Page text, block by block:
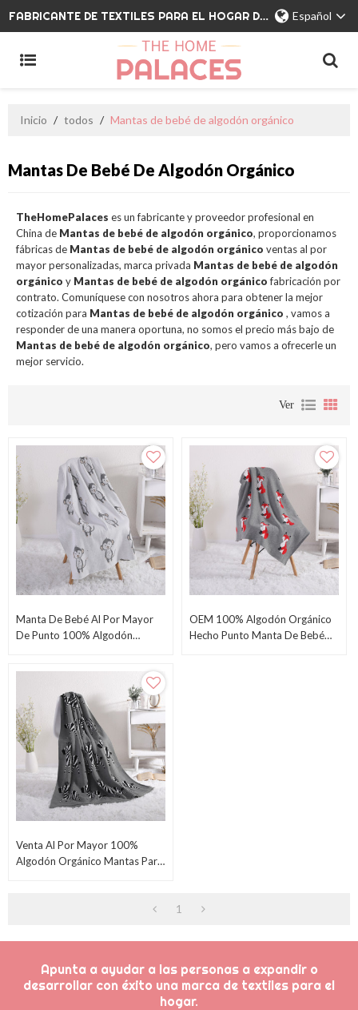
FABRICANTE DE TEXTILES PARA EL HOGAR DE MARCA PRIVADA Español
Inicio / todos / Mantas de bebé de algodón orgánico
Mantas De Bebé De Algodón Orgánico
TheHomePalaces es un fabricante y proveedor profesional en
China de Mantas de bebé de algodón orgánico, proporcionamos
fábricas de Mantas de bebé de algodón orgánico ventas al por
mayor personalizadas, marca privada Mantas de bebé de algodón
orgánico y Mantas de bebé de algodón orgánicofabricación por
contrato. Comuníquese con nosotros ahora para obtener la mejor
cotización para Mantas de bebé de algodón orgánico , vamos a
responder de una manera oportuna, no somos el precio más bajo de
Mantas de bebé de algodón orgánico, pero vamos a ofrecerle un
mejor servicio.
Ver
Manta De Bebé Al Por Mayor
De Punto 100% Algodón
OEM 100% Algodón Orgánico
Hecho Punto Manta De Bebé
Venta Al Por Mayor 100%
Algodón Orgánico Mantas Para
1
Apunta a ayudar a las personas a expandir o
desarrollar con éxito una marca de textiles para el
hogar.